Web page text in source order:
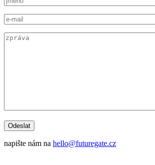
napište nám na hello@futuregate.cz